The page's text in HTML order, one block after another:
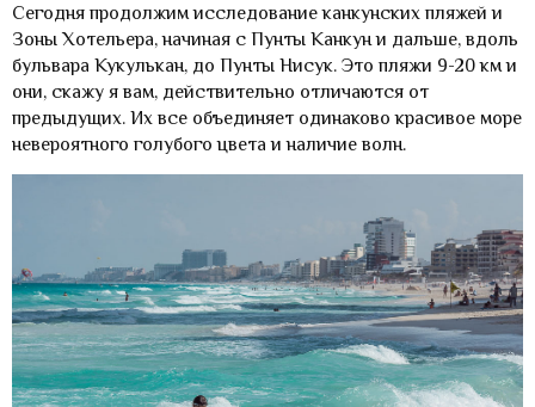
Сегодня продолжим исследование канкунских пляжей и
Зоны Хотельера, начиная с Пунты Канкун и дальше, вдоль
бульвара Кукулькан, до Пунты Нисук. Это пляжи 9-20 км и
они, скажу я вам, действительно отличаются от
предыдущих. Их все объединяет одинаково красивое море
невероятного голубого цвета и наличие волн.